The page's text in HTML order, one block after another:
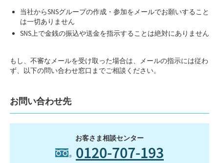
当社からSNSグループの作成・参加をメールでお願いすること
は一切ありません
SNS上で金銭の振込や送金を指示することは絶対にありません
もし、不審なメールを受け取った場合は、メールの指示には従わ
ず、以下の問い合わせ窓口までご相談ください。
お問い合わせ先
お客さま相談センター
0120-707-193